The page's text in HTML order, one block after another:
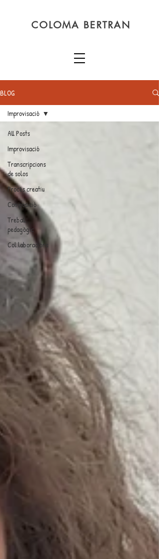
COLOMA BERTRAN
BLOG
All Posts
Improvisació
Transcripcions
de solos
Procés creatiu
Composició
Treball
pedagògic
Col.laboracions
Improvisació